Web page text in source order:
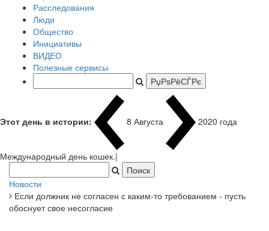
Расследования
Люди
Общество
Инициативы
ВИДЕО
Полезные сервисы
Этот день в истории: 8 Августа 1937 года
Япония з|
Новости
Если должник не согласен с каким-то требованием - пусть
обоснует свое несогласие